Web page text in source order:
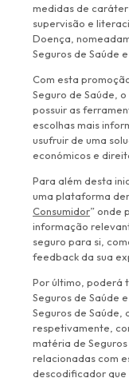
medidas de
supervisão e
Doença,
Seguros de Saúde
Com esta
Seguro de Saúde,
possuir as
escolhas mais
usufruir de uma
económicos e
Para além desta
uma plataforma
Consumidor” onde
informação
seguro para si,
feedback da sua
Por último, poderá
Seguros de Saúde
Seguros de Saúde,
respetivamente,
matéria de
relacionadas com
descodificador